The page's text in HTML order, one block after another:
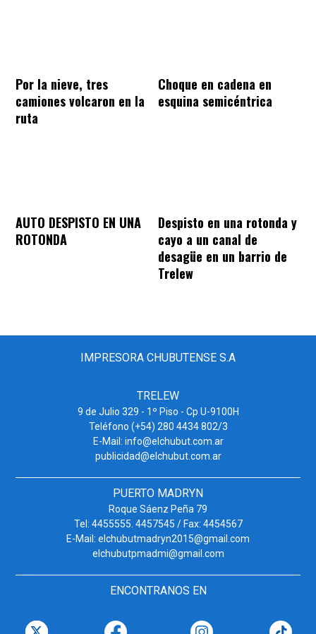
Por la nieve, tres
camiones volcaron en la
ruta
Choque en cadena en
esquina semicéntrica
AUTO DESPISTO EN UNA
ROTONDA
Despisto en una rotonda y
cayo a un canal de
desagüe en un barrio de
Trelew
IMPRESORA CHUBUTENSE S.A
TRELEW
9 de Julio 329 - 1º Piso - Cp U-9100H
Teléfono (+54) 280 4434 802/3
E-Mail: info@elchubut.com.ar
publicidad@elchubut.com.ar
PUERTO MADRYN
Roque Sáenz Peña 79
Tel: 4455555. 4457545 / Fax: 4454567
E-Mail: elchubutmadryn2015@gmail.com
elchubutpmadmi@gmail.com
ENCONTRANOS EN